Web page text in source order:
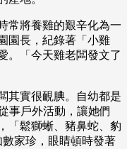
常將養雞的艱辛化為一
園長，紀錄著「小雞
。「今天雞老闆發文了
其實很靦腆。自幼都是
事戶外活動，讓她們
「鬆獅蜥、豬鼻蛇、豹
家珍，眼睛頓時發著